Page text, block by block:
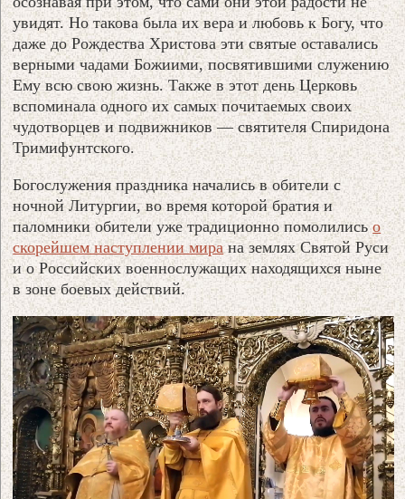
увидят. Но такова была их вера и любовь к Богу, что
даже до Рождества Христова эти святые оставались
верными чадами Божиими, посвятившими служению
Ему всю свою жизнь. Также в этот день Церковь
вспоминала одного их самых почитаемых своих
чудотворцев и подвижников — святителя Спиридона
Тримифунтского.
Богослужения праздника начались в обители с
ночной Литургии, во время которой братия и
паломники обители уже традиционно помолилисьо
скорейшем наступлении мирана землях Святой Руси
и о Российских военнослужащих находящихся ныне
в зоне боевых действий.